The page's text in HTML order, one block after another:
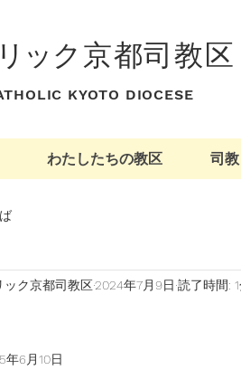
ッ ク京都司教区
KYOTO DIOCESE
わたしたちの教区 司教
ック京都司教区2024年7月9日 読了時間:
年6月10日